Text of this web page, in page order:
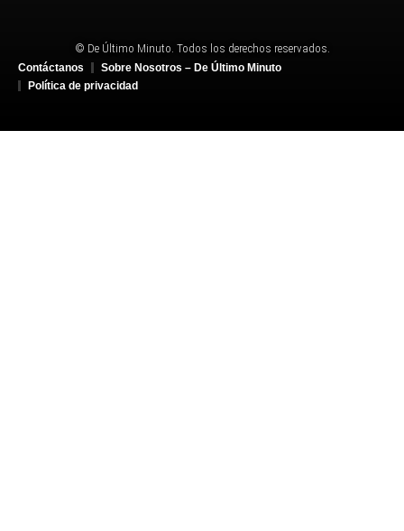
© De Último Minuto. Todos los derechos reservados.
Contáctanos
Sobre Nosotros – De Último Minuto
Política de privacidad